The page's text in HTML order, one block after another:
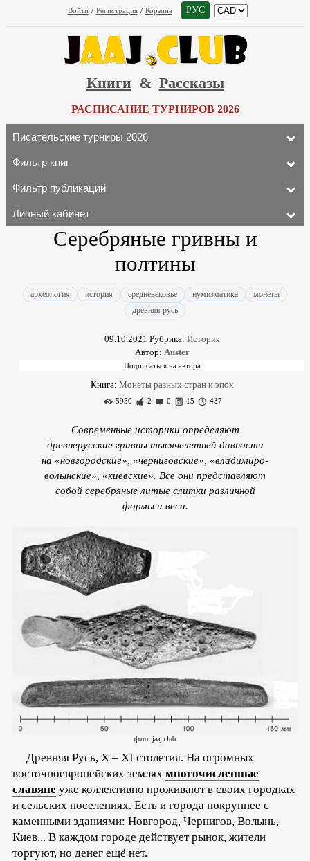
Войти / Регистрация / Корзина РУС
Книги & Рассказы
РАСПИСАНИЕ ТУРНИРОВ 2026
Писательские турниры 2026
Фильтр книг
Фильтр публикаций
Личный кабинет
Серебряные гривны и
полтины
археология история средневековье нумизматика
монеты
древняя русь
09.10.2021 Рубрика: История
Автор: Auster
Книга: Монеты разных стран и эпох
5950 2 0 15 437
Современные историки определяют
древнерусские гривны тысячелетней давности
на «новгородские», «черниговские», «владимиро-
волынские», «киевские». Все они представляют
собой серебряные литые слитки различной
формы и веса.
фото: jaaj.club
Древняя Русь, X – XI столетия. На огромных
восточноевропейских землях многочисленные
славяне уже коллективно проживают в своих городках
и сельских поселениях. Есть и города покрупнее с
каменными зданиями: Новгород, Чернигов, Волынь,
Киев... В каждом городе действует рынок, жители
торгуют, но денег ещё нет.